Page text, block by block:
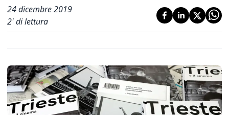
24 dicembre 2019
2' di lettura